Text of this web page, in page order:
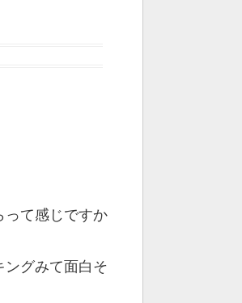
って感じですか
グみて面白そ